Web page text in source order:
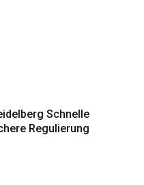
Schnelle
Regulierung